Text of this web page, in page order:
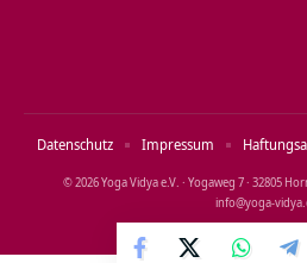
© 2026 Yoga Vidya e.V. · Yogaweg 7 · 32805
Datenschutz Impressum